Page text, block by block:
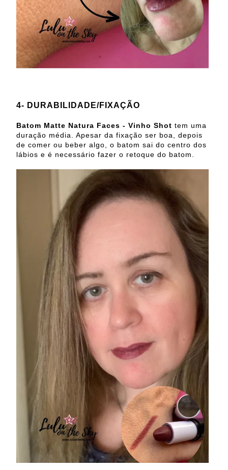
4- DURABILIDADE/FIXAÇÃO
Batom Matte Natura Faces - Vinho Shot tem uma
duração média. Apesar da fixação ser boa, depois
de comer ou beber algo, o batom sai do centro dos
lábios e é necessário fazer o retoque do batom.